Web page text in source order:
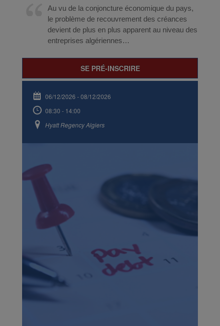
Au vu de la conjoncture économique du pays,
le problème de recouvrement des créances
devient de plus en plus apparent au niveau des
entreprises algériennes…
SE PRÉ-INSCRIRE
06/12/2026 -08/12/2026
08:30 - 14:00
Hyatt Regency Algiers